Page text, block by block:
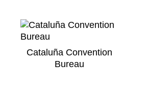
Cataluña Convention
Bureau